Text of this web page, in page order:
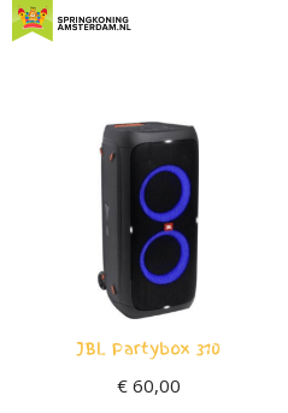
Ga
naar
JBL Partybox 310
€60,00